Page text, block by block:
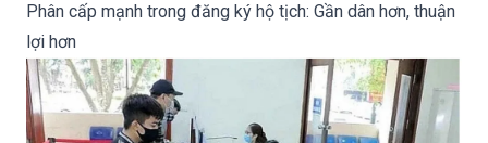
Phân cấp mạnh trong đăng ký hộ tịch: Gần dân hơn, thuận
lợi hơn